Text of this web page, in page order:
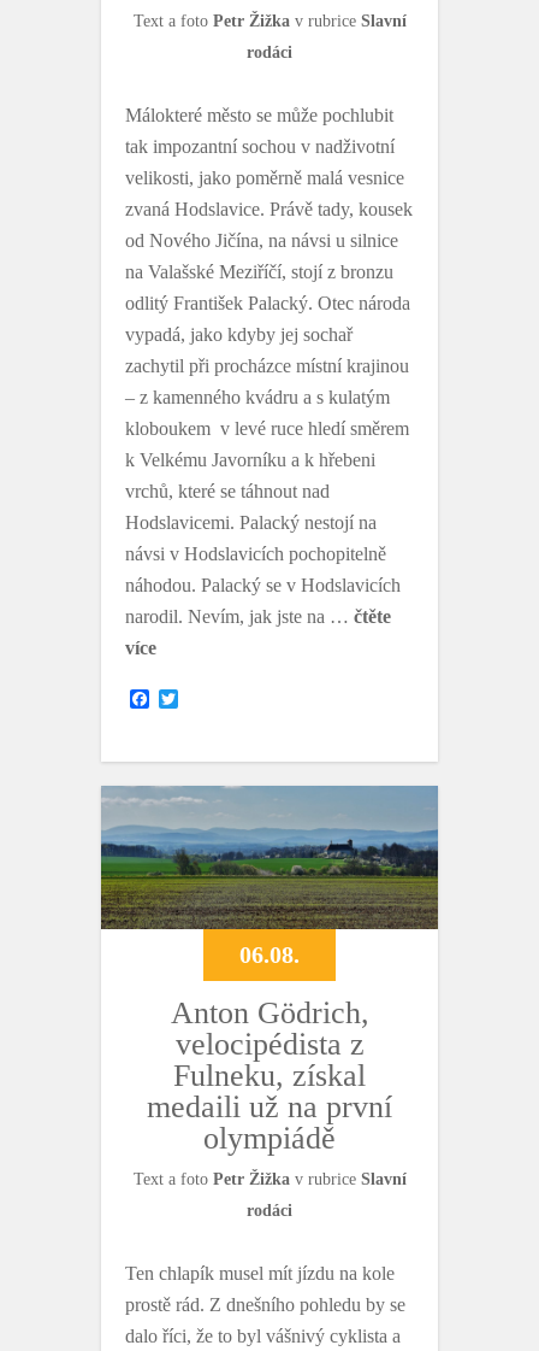
Text a foto Petr Žižkav rubrice Slavní
rodáci
Málokteré město se může pochlubit
tak impozantní sochou v nadživotní
velikosti, jako poměrně malá vesnice
zvaná Hodslavice. Právě tady, kousek
od Nového Jičína, na návsi u silnice
na Valašské Meziříčí, stojí z bronzu
odlitý František Palacký. Otec národa
vypadá, jako kdyby jej sochař
zachytil při procházce místní krajinou
– z kamenného kvádru a s kulatým
kloboukem v levé ruce hledí směrem
k Velkému Javorníku a k hřebeni
vrchů, které se táhnout nad
Hodslavicemi. Palacký nestojí na
návsi v Hodslavicích pochopitelně
náhodou. Palacký se v Hodslavicích
narodil. Nevím, jak jste na … čtěte
více
F
o
k
e
06.08.
Anton Gödrich,
velocipédista z
Fulneku, získal
medaili už na první
olympiádě
Text a foto Petr Žižka v rubrice Slavní
rodáci
Ten chlapík musel mít jízdu na kole
prostě rád. Z dnešního pohledu by se
dalo říci, že to byl vášnivý cyklista a